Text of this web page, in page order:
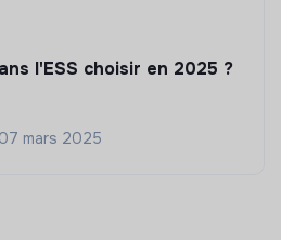
l'ESS choisir en 2025 ?
07 mars 2025